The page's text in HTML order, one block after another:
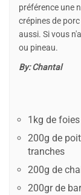
préférence une
crépines de
aussi. Si vous
ou pineau.
By:Chantal
1kg de
200g de
tranches
200g de
200gr de